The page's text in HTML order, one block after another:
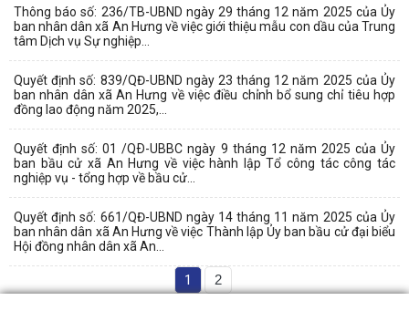
Thông báo số: 236/TB-UBND ngày 29 tháng 12 năm 2025 của Ủy
ban nhân dân xã An Hưng về việc giới thiệu mẫu con dầu của Trung
tâm Dịch vụ Sự nghiệp...
Quyết định số: 839/QĐ-UBND ngày 23 tháng 12 năm 2025 của Ủy
ban nhân dân xã An Hưng về việc điều chỉnh bổ sung chỉ tiêu hợp
đồng lao động năm 2025,...
Quyết định số: 01 /QÐ-UBBC ngày 9 tháng 12 năm 2025 của Ủy
ban bầu cử xã An Hưng về việc hành lập Tổ công tác công tác
nghiệp vụ - tổng hợp về bầu cử...
Quyết định số: 661/QĐ-UBND ngày 14 tháng 11 năm 2025 của Ủy
ban nhân dân xã An Hưng về việc Thành lập Ủy ban bầu cử đại biểu
Hội đồng nhân dân xã An...
1 2